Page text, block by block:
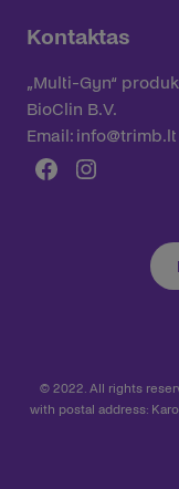
Kontaktas
„Multi-Gyn“
BioClin B.V.
Email: info@trimb.lt
Facebook
Instagram
© 2022. All rights
with postal address: